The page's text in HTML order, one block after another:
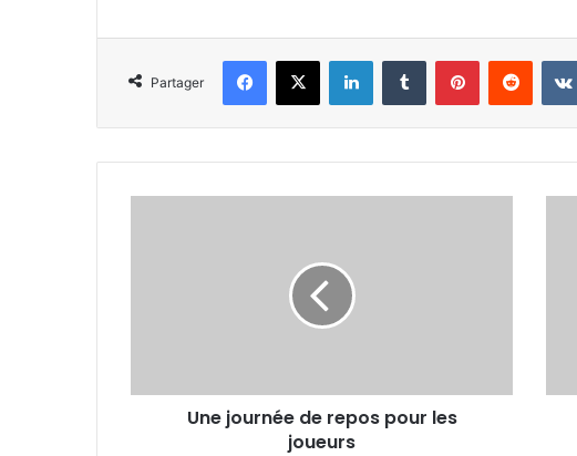
Partager
Facebook
X LinkedinTumblr PinterestReddit
Une journée de repos pour les
joueurs